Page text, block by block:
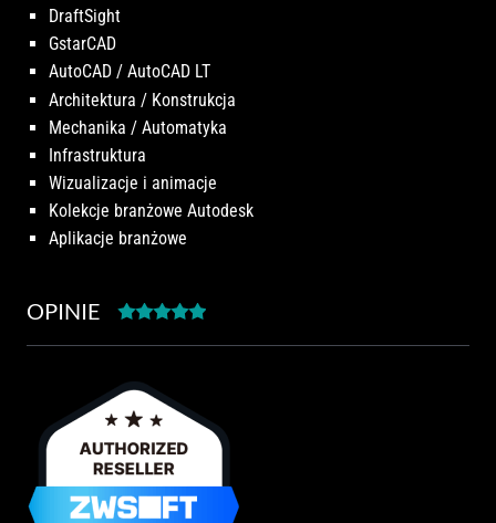
DraftSight
GstarCAD
AutoCAD / AutoCAD LT
Architektura / Konstrukcja
Mechanika / Automatyka
Infrastruktura
Wizualizacje i animacje
Kolekcje branżowe Autodesk
Aplikacje branżowe
OPINIE